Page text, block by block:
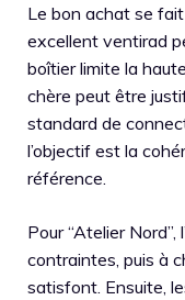
Le bon achat se fait
excellent ventirad
boîtier limite la
chère peut être
standard de
l’objectif est la
référence.
Pour “Atelier
contraintes, puis à
satisfont. Ensuite,